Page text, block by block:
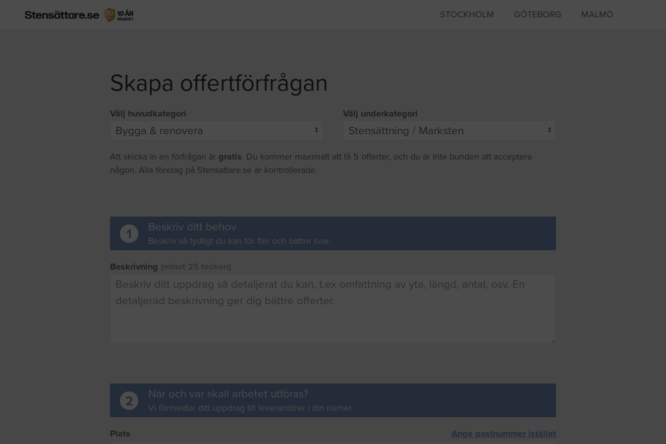
STOCKHOLM GÖTEBORG MALMÖ
Skapa offertförfrågan
Välj huvudkategori Välj underkategori
Att skicka in en förfrågan är gratis. Du kommer maximalt att få 5 offerter, och du är inte bunden att acceptera
någon. Alla företag på Stensattare.se är kontrollerade.
1 Beskriv ditt behov
Beskriv så tydligt du kan för fler och bättre svar.
Beskrivning
2 När och var skall arbetet utföras?
Vi förmedlar ditt uppdrag till leverantörer i din närhet
Plats Ange postnummer istället